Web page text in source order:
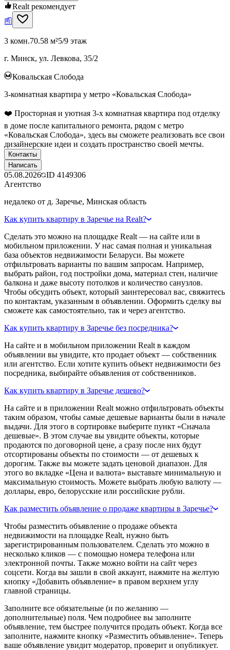
Realt рекомендует
3 комн.70.58 м²5/9 этаж
г. Минск, ул. Левкова, 35/2
Ковальская Слобода
3-комнатная квартира у метро «Ковальская Слобода»
❤️ Просторная и уютная 3-х комнатная квартира под отделку
в доме после капитального ремонта, рядом с метро
«Ковальская Слобода», здесь вы сможете реализовать все свои
дизайнерские идеи и создать пространство своей мечты.
Контакты
Написать
05.08.2026 ID 4149306
Агентство
недалеко от д. Заречье, Минская область
Как купить квартиру в Заречье на Realt?
Сделать это можно на площадке Realt — на сайте или в
мобильном приложении. У нас самая полная и уникальная
база объектов недвижимости Беларуси. Вы можете
отфильтровать варианты по вашим запросам. Например,
выбрать район, год постройки дома, материал стен, наличие
балкона и даже высоту потолков и количество санузлов.
Чтобы обсудить объект, который заинтересовал вас, свяжитесь
по контактам, указанным в объявлении. Оформить сделку вы
сможете как самостоятельно, так и через агентство.
Как купить квартиру в Заречье без посредника?
На сайте и в мобильном приложении Realt в каждом
объявлении вы увидите, кто продает объект — собственник
или агентство. Если хотите купить объект недвижимости без
посредника, выбирайте объявления от собственников.
Как купить квартиру в Заречье дешево?
На сайте и в приложении Realt можно отфильтровать объекты
таким образом, чтобы самые дешевые варианты были в начале
выдачи. Для этого в сортировке выберите пункт «Сначала
дешевые». В этом случае вы увидите объекты, которые
продаются по договорной цене, а сразу после них будут
отсортированы объекты по стоимости — от дешевых к
дорогим. Также вы можете задать ценовой диапазон. Для
этого во вкладке «Цена и валюта» выставьте минимальную и
максимальную стоимость. Можете выбрать любую валюту —
доллары, евро, белорусские или российские рубли.
Как разместить объявление о продаже квартиры в Заречье?
Чтобы разместить объявление о продаже объекта
недвижимости на площадке Realt, нужно быть
зарегистрированным пользователем. Сделать это можно в
несколько кликов — с помощью номера телефона или
электронной почты. Также можно войти на сайт через
соцсети. Когда вы зашли в свой аккаунт, нажмите на желтую
кнопку «Добавить объявление» в правом верхнем углу
главной страницы.
Заполните все обязательные (и по желанию —
дополнительные) поля. Чем подробнее вы заполните
объявление, тем быстрее получится продать объект. Когда все
заполните, нажмите кнопку «Разместить объявление». Теперь
ваше объявление увидит модератор, проверит и опубликует.